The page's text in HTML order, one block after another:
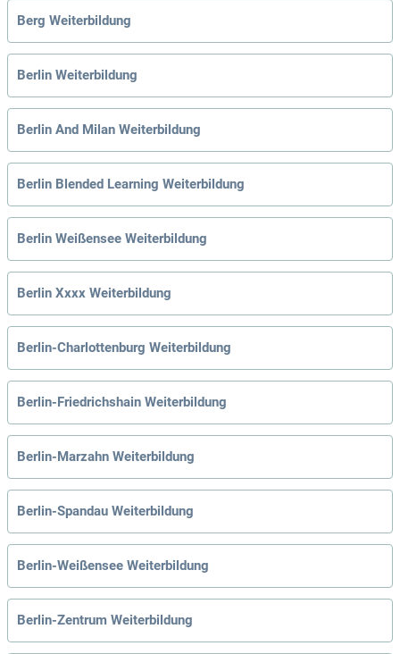
Berg Weiterbildung
Berlin Weiterbildung
Berlin And Milan Weiterbildung
Berlin Blended Learning Weiterbildung
Berlin Weißensee Weiterbildung
Berlin Xxxx Weiterbildung
Berlin-Charlottenburg Weiterbildung
Berlin-Friedrichshain Weiterbildung
Berlin-Marzahn Weiterbildung
Berlin-Spandau Weiterbildung
Berlin-Weißensee Weiterbildung
Berlin-Zentrum Weiterbildung